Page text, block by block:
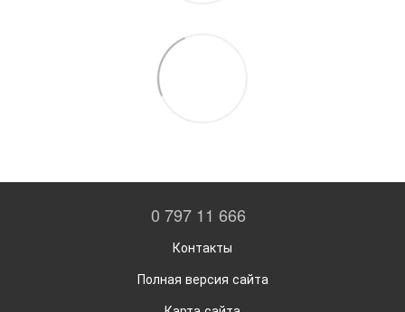
0 797 11 666
Контакты
Полная версия сайта